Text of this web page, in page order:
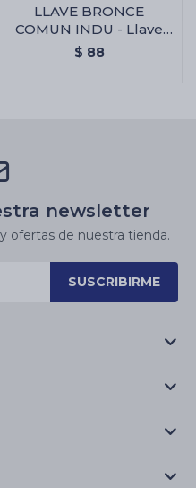
LLAVE BRONCE
COMUN INDU - Llave
Bronce Comun Indu
$ 88
newsletter
ofertas de nuestra tienda.
SUSCRIBIRME